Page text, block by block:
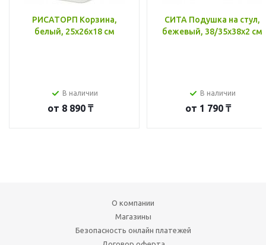
РИСАТОРП Корзина,
белый, 25x26x18 см
В наличии
от 8 890 ₸
СИТА Подушка на стул,
бежевый, 38/35x38x2 см
В наличии
от 1 790 ₸
О компании
Магазины
Безопасность онлайн платежей